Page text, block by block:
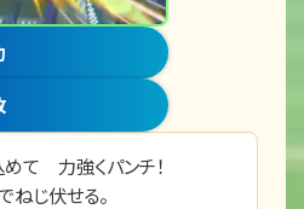
て 力強くパンチ！
ねじ伏せる。